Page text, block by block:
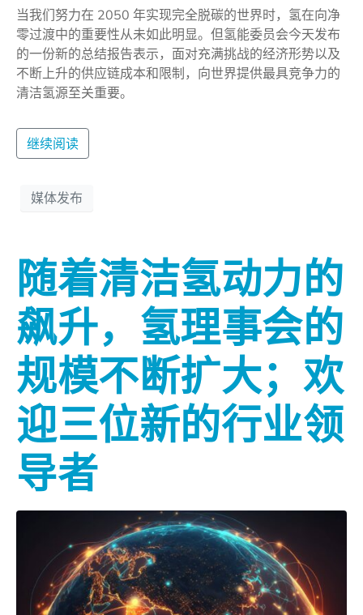
当我们努力在 2050 年实现完全脱碳的世界时，氢在向净
零过渡中的重要性从未如此明显。但氢能委员会今天发布
的一份新的总结报告表示，面对充满挑战的经济形势以及
不断上升的供应链成本和限制，向世界提供最具竞争力的
清洁氢源至关重要。
继续阅读
媒体发布
随着清洁氢动力的
飙升，氢理事会的
规模不断扩大；欢
迎三位新的行业领
导者